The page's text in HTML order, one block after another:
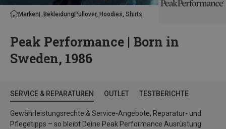
Marken BekleidungPullover, Hoodies, Shirts
Peak Performance | Born in
Sweden, 1986
SERVICE & REPARATUREN OUTLET TESTBERICHTE
Gewährleistungsrechte & Service-Angebote, Reparatur- und
Pflegetipps – so bleibt Deine Peak Performance Ausrüstung